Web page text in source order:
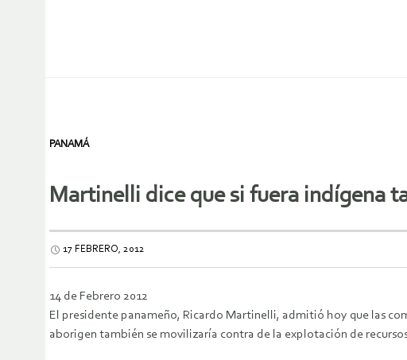
PANAMÁ
Martinelli dice que si fuera indígena
17 FEBRERO, 2012
14 de Febrero 2012
El presidente panameño, Ricardo Martinelli, admitió hoy que las
aborigen también se movilizaría contra de la explotación de